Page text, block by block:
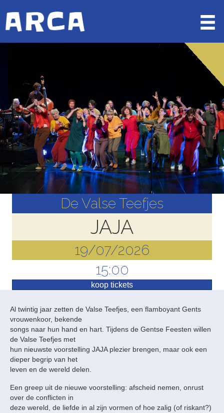
De Valse Teefjes
JAJA
19/07/2026
15:00
koop tickets
Al twintig jaar zetten de Valse Teefjes, een flamboyant Gents
vrouwenkoor, bekende
songs naar hun hand en hart. Tijdens de Gentse Feesten willen
de Valse Teefjes met
hun nieuwste voorstelling JAJA plezier brengen, maar ook een
dieper begrip van het
leven en de wereld delen.
Een greep uit de nieuwe voorstelling: afscheid nemen, onrust
over de conflicten in
deze wereld, de liefde in al zijn vormen of hoe zalig (of riskant?)